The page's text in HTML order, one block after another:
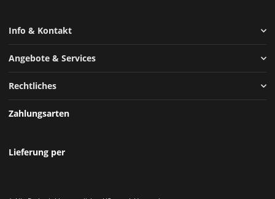
Info & Kontakt
Angebote & Services
Rechtliches
Zahlungsarten
Lieferung per